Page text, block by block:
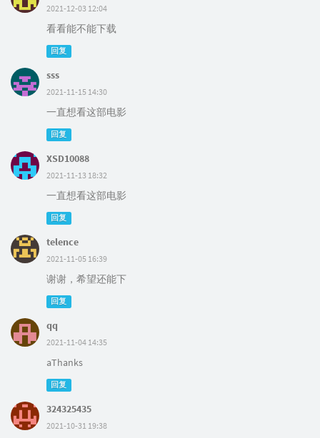
2021-12-03 12:04
看看能不能下载
回复
sss
2021-11-15 14:30
一直想看这部电影
回复
XSD10088
2021-11-13 18:32
一直想看这部电影
回复
telence
2021-11-05 16:39
谢谢，希望还能下
回复
qq
2021-11-04 14:35
aThanks
回复
324325435
2021-10-31 19:38